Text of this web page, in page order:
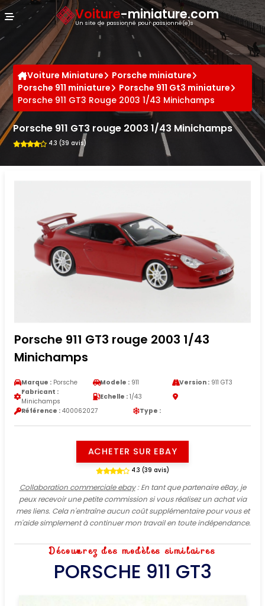
Voiture-miniature.com
Un site de passionné pour passionné(e)s
Voiture Miniature
Porsche miniature
Porsche 911 miniature
Porsche 911 Gt3 miniature
Porsche 911 GT3 Rouge 2003 1/43 Minichamps
Porsche 911 GT3 rouge 2003 1/43 Minichamps
4.3 (39 avis)
Porsche 911 GT3 rouge 2003 1/43
Minichamps
Marque : Porsche Modele : 911 Version :911 GT3
Fabricant :
Minichamps
Echelle : 1/43
Référence : 400062027 Type :
ACHETER SUR EBAY
4.3 (39 avis)
Collaboration commerciale ebay: En tant que partenaire eBay, je
peux recevoir une petite commission si vous réalisez un achat via
mes liens. Cela n'entraîne aucun coût supplémentaire pour vous et
m'aide simplement à continuer mon travail en toute indépendance.
Découvrez des modèles similaires
PORSCHE 911 GT3
Panneau de gestion des cookies